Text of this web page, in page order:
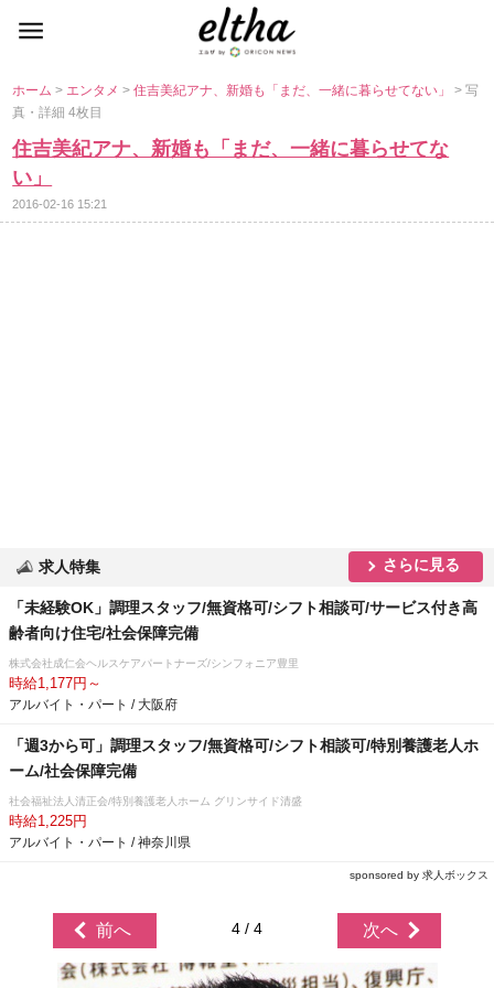
ホーム> エンタメ>住吉美紀アナ、新婚も「まだ、一緒に暮らせてない」> 写
真・詳細 4枚目
住吉美紀アナ、新婚も「まだ、一緒に暮らせてな
い」
2016-02-16 15:21
求人特集 さらに見る
「未経験OK」調理スタッフ/無資格可/シフト相談可/サービス付き高
齢者向け住宅/社会保障完備
株式会社成仁会ヘルスケアパートナーズ/シンフォニア豊里
時給1,177円～
アルバイト・パート / 大阪府
「週3から可」調理スタッフ/無資格可/シフト相談可/特別養護老人ホ
ーム/社会保障完備
社会福祉法人清正会/特別養護老人ホーム グリンサイド清盛
時給1,225円
アルバイト・パート / 神奈川県
sponsored by 求人ボックス
前へ 4 / 4 次へ